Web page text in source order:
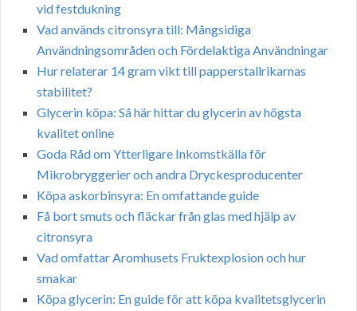
vid festdukning
Vad används citronsyra till: Mångsidiga
Användningsområden och Fördelaktiga Användningar
Hur relaterar 14 gram vikt till papperstallrikarnas
stabilitet?
Glycerin köpa: Så här hittar du glycerin av högsta
kvalitet online
Goda Råd om Ytterligare Inkomstkälla för
Mikrobryggerier och andra Dryckesproducenter
Köpa askorbinsyra: En omfattande guide
Få bort smuts och fläckar från glas med hjälp av
citronsyra
Vad omfattar Aromhusets Fruktexplosion och hur
smakar
Köpa glycerin: En guide för att köpa kvalitetsglycerin